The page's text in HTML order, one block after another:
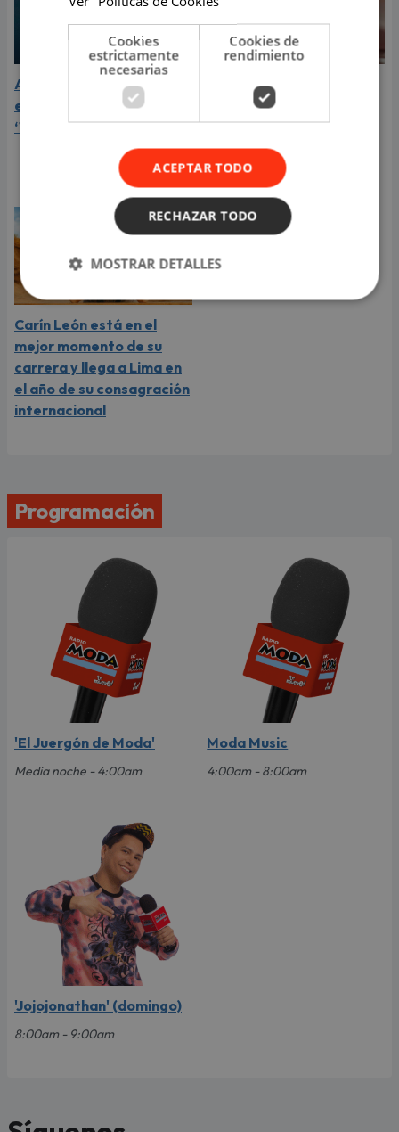
Aria Vega conquista con
el lanzamiento de
‘Tototo (+4)’
¿Greeicy está
embarazada de su
segundo hijo? Mike Bahía
compartió revelador
video
Carín León está en el
mejor momento de su
carrera y llega a Lima en
el año de su consagración
internacional
Programación
'El Juergón de Moda'
Media noche - 4:00am
Moda Music
4:00am - 8:00am
'Jojojonathan' (domingo)
8:00am - 9:00am
Cookies
estrictamente
necesarias
Cookies de
rendimiento
ACEPTAR TODO
RECHAZAR TODO
MOSTRAR DETALLES